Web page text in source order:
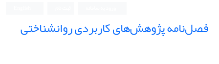
فصل‌نامه پژوهش‌های کاربردی روانشناختی